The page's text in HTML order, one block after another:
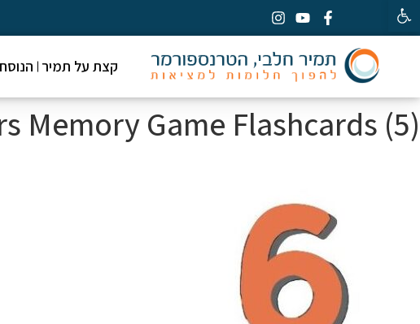
פתח סרגל נגישות
קצת על תמיר
Memory Game Flashcards (5)